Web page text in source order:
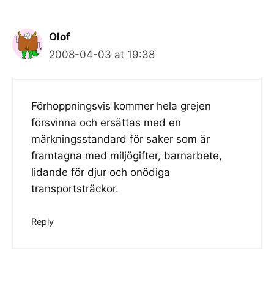
Olof
2008-04-03 at 19:38
Förhoppningsvis kommer hela grejen
försvinna och ersättas med en
märkningsstandard för saker som är
framtagna med miljögifter, barnarbete,
lidande för djur och onödiga
transportsträckor.
Reply